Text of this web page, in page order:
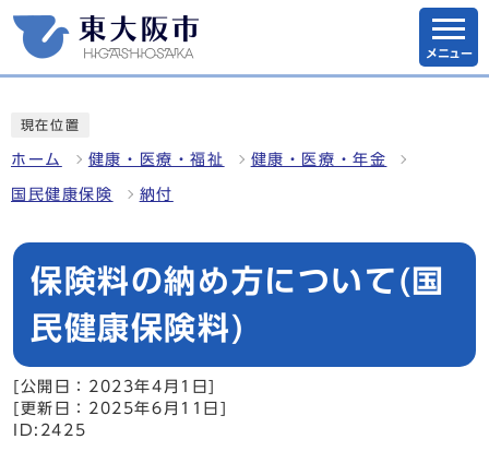
メニュー
現在位置
ホーム 健康・医療・福祉 健康・医療・年金
国民健康保険 納付
保険料の納め方について(国
民健康保険料)
[公開日：2023年4月1日]
[更新日：2025年6月11日]
ID:2425